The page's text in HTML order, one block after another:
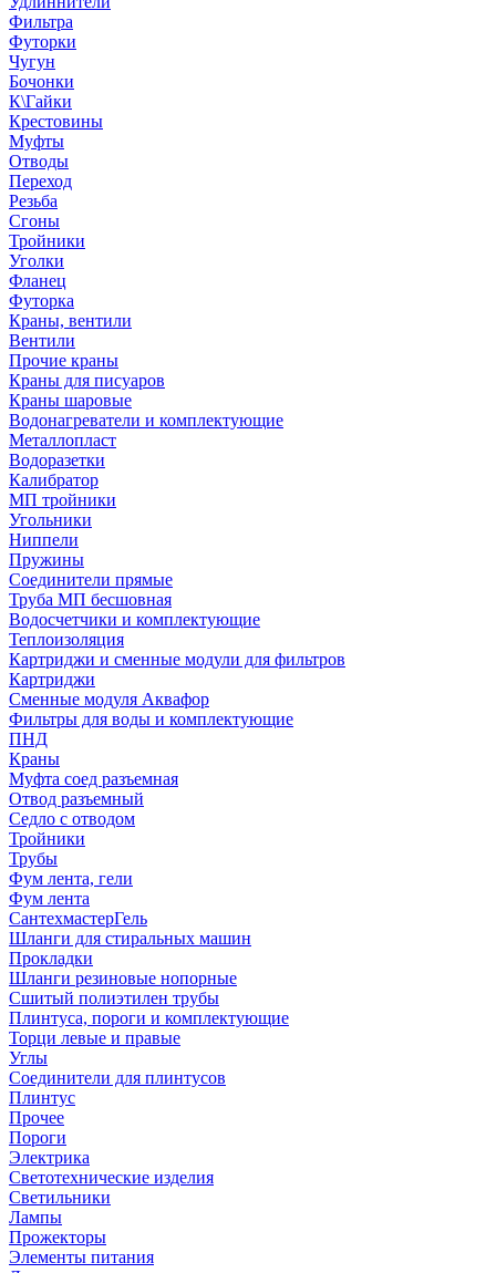
Фильтра
Футорки
Чугун
Бочонки
К\Гайки
Крестовины
Муфты
Отводы
Переход
Резьба
Сгоны
Тройники
Уголки
Фланец
Футорка
Краны, вентили
Вентили
Прочие краны
Краны для писуаров
Краны шаровые
Водонагреватели и комплектующие
Металлопласт
Водоразетки
Калибратор
МП тройники
Угольники
Ниппели
Пружины
Соединители прямые
Труба МП бесшовная
Водосчетчики и комплектующие
Теплоизоляция
Картриджи и сменные модули для фильтров
Картриджи
Сменные модуля Аквафор
Фильтры для воды и комплектующие
ПНД
Краны
Муфта соед разъемная
Отвод разъемный
Седло с отводом
Тройники
Трубы
Фум лента, гели
Фум лента
СантехмастерГель
Шланги для стиральных машин
Прокладки
Шланги резиновые нопорные
Сшитый полиэтилен трубы
Плинтуса, пороги и комплектующие
Торци левые и правые
Углы
Соединители для плинтусов
Плинтус
Прочее
Пороги
Электрика
Светотехнические изделия
Светильники
Лампы
Прожекторы
Элементы питания